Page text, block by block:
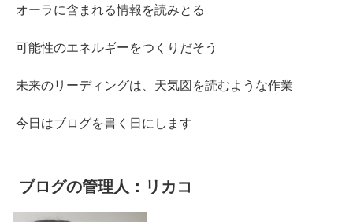
オーラに含まれる情報を読みとる
可能性のエネルギーをつくりだそう
未来のリーディングは、天気図を読むような作業
今日はブログを書く日にします
ブログの管理人：リカコ